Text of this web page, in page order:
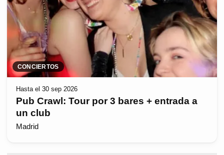
CONCIERTOS
Hasta el 30 sep 2026
Pub Crawl: Tour por 3 bares + entrada a
un club
Madrid